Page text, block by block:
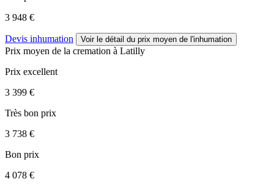
3 948 €
Devis inhumation Voir le détail du prix moyen de l'inhumation
Prix moyen de la cremation à Latilly
Prix excellent
3 399 €
Très bon prix
3 738 €
Bon prix
4 078 €